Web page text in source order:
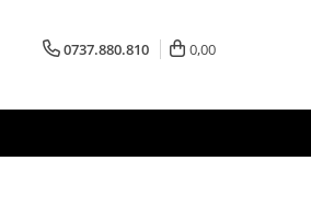
0737.880.810 0,00